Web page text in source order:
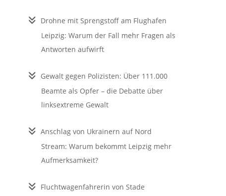
Drohne mit Sprengstoff am Flughafen
Leipzig: Warum der Fall mehr Fragen als
Antworten aufwirft
Gewalt gegen Polizisten: Über 111.000
Beamte als Opfer – die Debatte über
linksextreme Gewalt
Anschlag von Ukrainern auf Nord
Stream: Warum bekommt Leipzig mehr
Aufmerksamkeit?
Fluchtwagenfahrerin von Stade